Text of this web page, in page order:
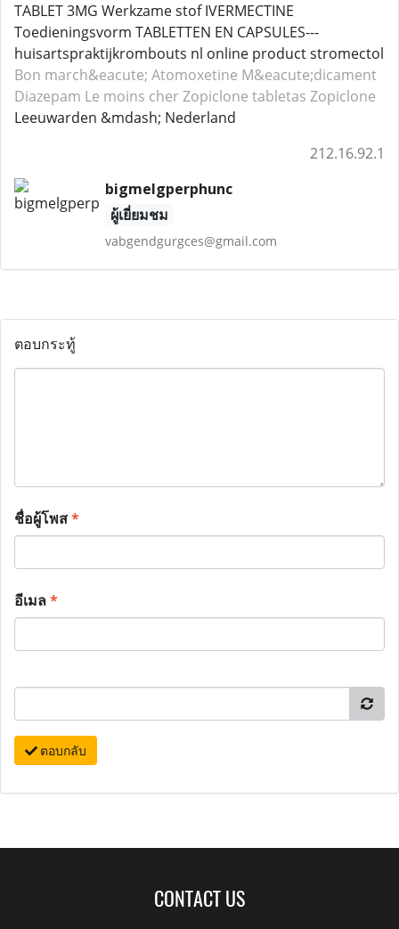
TABLET 3MG Werkzame stof IVERMECTINE
Toedieningsvorm TABLETTEN EN CAPSULES---
huisartspraktijkrombouts nl online product stromectol
Bon march&eacute; Atomoxetine M&eacute;dicament
Diazepam Le moins cher Zopiclone tabletas Zopiclone
Leeuwarden &mdash; Nederland
212.16.92.1
bigmelgperphunc
ผู้เยี่ยมชม
vabgendgurgces@gmail.com
ตอบกระทู้
ชื่อผู้โพส*
อีเมล*
ตอบกลับ
CONTACT US